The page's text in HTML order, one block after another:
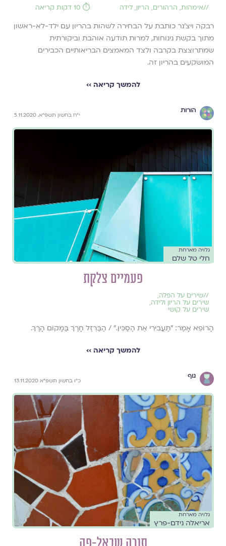
//אימהות, הרהורים, הריון, לידה ⏱️ 10 דקות קריאה
רבקה ויצ׳נר כותבת על הבחירה לשהות בהריון עם ילד-לא-ראשון
מתוך בקשת נינוחות, למרות תודעה אוהבת וביקורתית
שמתרוצצת בקרבה ולצד המאמצים הבריאותיים הכבירים
המושקעים בהריון זה.
להמשך קריאה ››
הורות
י"ח בחשון תשפ"א, 5.11.2020
גלויה מארחת
חלי טל שלם
פעמיים צלקת
//שירים על הפלה,
שירים על הריון ולידה,
שירים על קושי
הָרוֹפֵא אָמַר: "תַּעֲבִירִי אֶת הַסַּכִּין." / הַבַּרְזֶל חָרַךְ בַּמָּקוֹם הָרַךְ.
להמשך קריאה ››
גוף
כ״ו בחשון תשפ״א 13.11.2020
גלויה מארחת
אריאלה נידם-פרץ